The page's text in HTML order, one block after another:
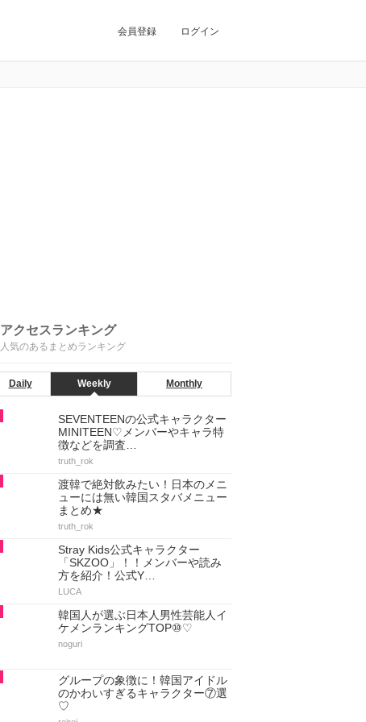
会員登録 ログイン
アクセスランキング
人気のあるまとめランキング
Daily Weekly Monthly
SEVENTEENの公式キャラクター
MINITEEN♡メンバーやキャラ特
徴などを調査…
truth_rok
渡韓で絶対飲みたい！日本のメニ
ューには無い韓国スタバメニュー
まとめ★
truth_rok
Stray Kids公式キャラクター
「SKZOO」！！メンバーや読み
方を紹介！公式Y…
LUCA
韓国人が選ぶ日本人男性芸能人イ
ケメンランキングTOP⑩♡
noguri
グループの象徴に！韓国アイドル
のかわいすぎるキャラクター⑦選
♡